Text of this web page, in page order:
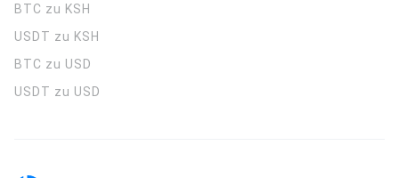
BTC zu KSH
USDT zu KSH
BTC zu USD
USDT zu USD